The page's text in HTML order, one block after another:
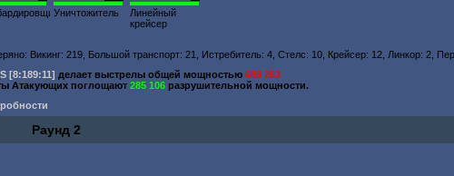
Уничтожитель
Линейный
крейсер
Викинг: 219, Большой транспорт: 21, Истребитель: 4, Стелс: 10, Крейсер: 12, Линкор: 2,
[8:189:11] делает выстрелы общей мощностью689 263
Атакующих поглощают285 106 разрушительной мощности.
Раунд 2